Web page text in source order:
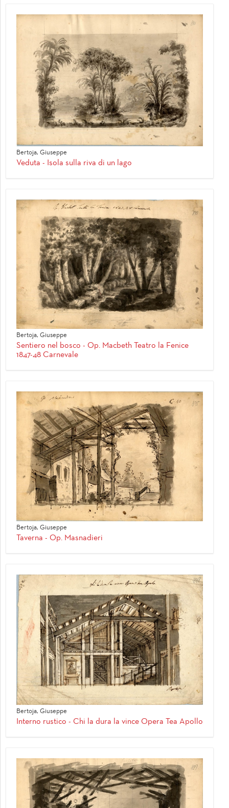
Bertoja, Giuseppe
Veduta - Isola sulla riva di un lago
Bertoja, Giuseppe
Sentiero nel bosco - Op. Macbeth Teatro la Fenice
1847-48 Carnevale
Bertoja, Giuseppe
Taverna - Op. Masnadieri
Bertoja, Giuseppe
Interno rustico - Chi la dura la vince Opera Tea Apollo